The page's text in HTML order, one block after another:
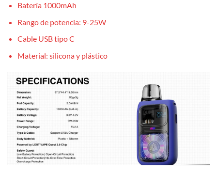
Batería 1000mAh
Rango de potencia: 9-25W
Cable USB tipo C
Material: silicona y plástico